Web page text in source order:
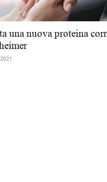
una nuova proteina